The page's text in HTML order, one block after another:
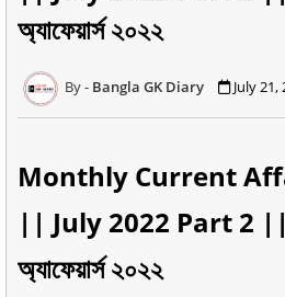
অ্যাফেয়ার্স ২০২২
Bangla GK Diary July 21,
Monthly Current
|| July 2022 Part 2 ||
অ্যাফেয়ার্স ২০২২